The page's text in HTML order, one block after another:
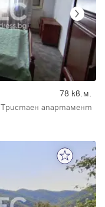
78 кв.м.
Тристаен апартамент